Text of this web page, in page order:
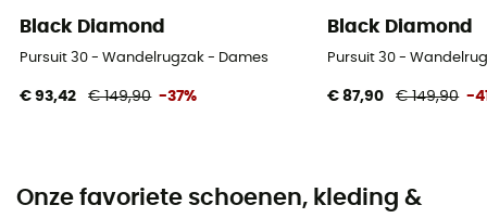
Black Diamond
Pursuit 30 - Wandelrugzak - Dames
€ 93,42 € 149,90 -37%
Black Diamond
Pursuit 30 -
€ 87,90 € 149,90 -
Onze favoriete schoenen, kleding &